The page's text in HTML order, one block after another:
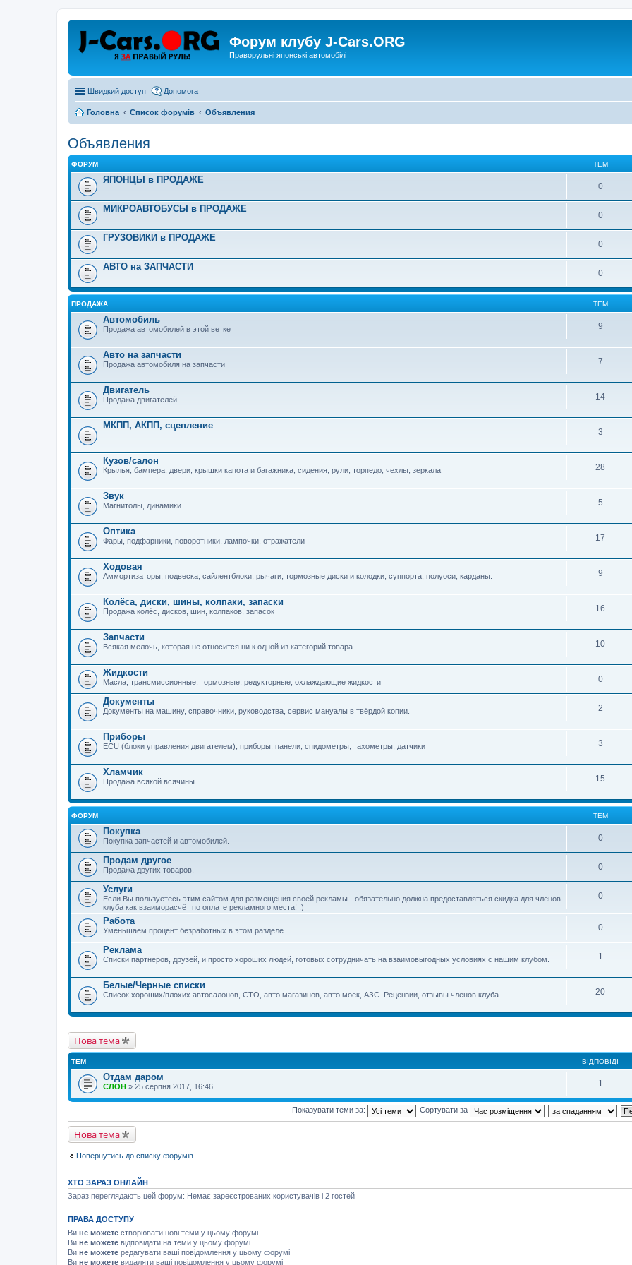
Форум клубу J-Cars.ORG
Праворульні японські автомобілі
Швидкий доступ Допомога
Головна Список форумів Объявления
Объявления
ФОРУМ ТЕМ
ЯПОНЦЫ в ПРОДАЖЕ
0
МИКРОАВТОБУСЫ в ПРОДАЖЕ
0
ГРУЗОВИКИ в ПРОДАЖЕ
0
АВТО на ЗАПЧАСТИ
0
ПРОДАЖА ТЕМ
Автомобиль
Продажа автомобилей в этой ветке 9
Авто на запчасти
Продажа автомобиля на запчасти 7
Двигатель
Продажа двигателей 14
МКПП, АКПП, сцепление
3
Кузов/салон
Крылья, бампера, двери, крышки капота и багажника, сидения, рули, торпедо, чехлы, зеркала 28
Звук
Магнитолы, динамики. 5
Оптика
Фары, подфарники, поворотники, лампочки, отражатели 17
Ходовая
Аммортизаторы, подвеска, сайлентблоки, рычаги, тормозные диски и колодки, суппорта, полуоси, карданы. 9
Колёса, диски, шины, колпаки, запаски
Продажа колёс, дисков, шин, колпаков, запасок 16
Запчасти
Всякая мелочь, которая не относится ни к одной из категорий товара 10
Жидкости
Масла, трансмиссионные, тормозные, редукторные, охлаждающие жидкости 0
Документы
Документы на машину, справочники, руководства, сервис мануалы в твёрдой копии. 2
Приборы
ECU (блоки управления двигателем), приборы: панели, спидометры, тахометры, датчики 3
Хламчик
Продажа всякой всячины. 15
ФОРУМ ТЕМ
Покупка
Покупка запчастей и автомобилей. 0
Продам другое
Продажа других товаров. 0
Услуги
Если Вы пользуетесь этим сайтом для размещения своей рекламы - обязательно должна предоставляться скидка для членов
клуба как взаиморасчёт по оплате рекламного места! :)
0
Работа
Уменьшаем процент безработных в этом разделе 0
Реклама
Списки партнеров, друзей, и просто хороших людей, готовых сотрудничать на взаимовыгодных условиях с нашим клубом. 1
Белые/Черные списки
Список хороших/плохих автосалонов, СТО, авто магазинов, авто моек, АЗС. Рецензии, отзывы членов клуба 20
Нова тема
ТЕМ ВІДПОВІДІ
Отдам даром
СЛОН » 25 серпня 2017, 16:46 1
Показувати теми за: Сортувати за
Нова тема
Повернутись до списку форумів
ХТО ЗАРАЗ ОНЛАЙН
Зараз переглядають цей форум: Немає зареєстрованих користувачів і 2 гостей
ПРАВА ДОСТУПУ
Ви не можете створювати нові теми у цьому форумі
Ви не можете відповідати на теми у цьому форумі
Ви не можете редагувати ваші повідомлення у цьому форумі
Ви не можете видаляти ваші повідомлення у цьому форумі